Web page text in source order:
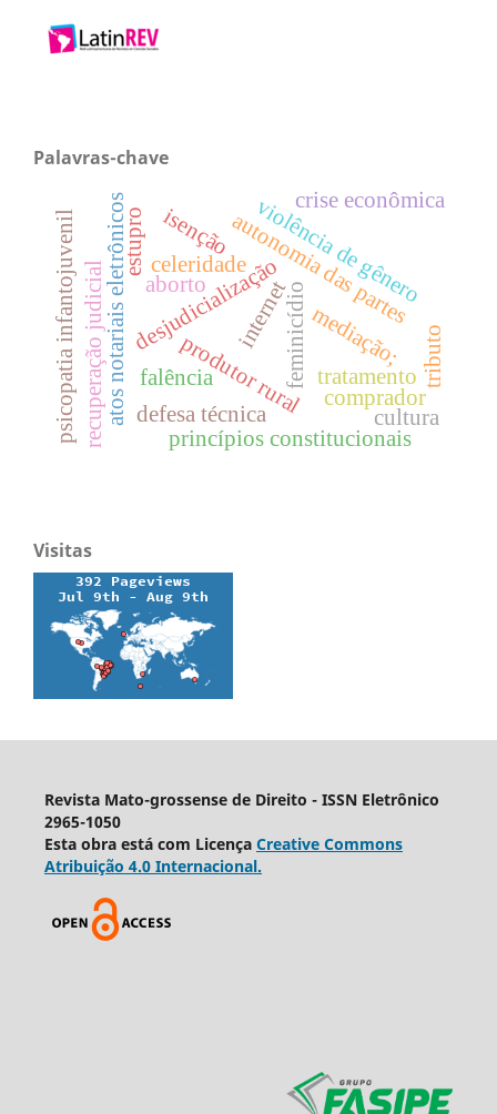
Palavras-chave
atos notariais eletrônicos produtor rural
desjudicialização
celeridadeautonomia das partes
feminicídio
violência de gênero
defesa técnica
crise econômica
falência
recuperação judicial mediação;
princípios constitucionais
internet
psicopatia infantojuvenil tratamento
comprador
aborto
estupro
cultura
isenção
tributo
Visitas
Revista Mato-grossense de Direito - ISSN Eletrônico
2965-1050
Esta obra está com Licença Creative Commons
Atribuição 4.0 Internacional.